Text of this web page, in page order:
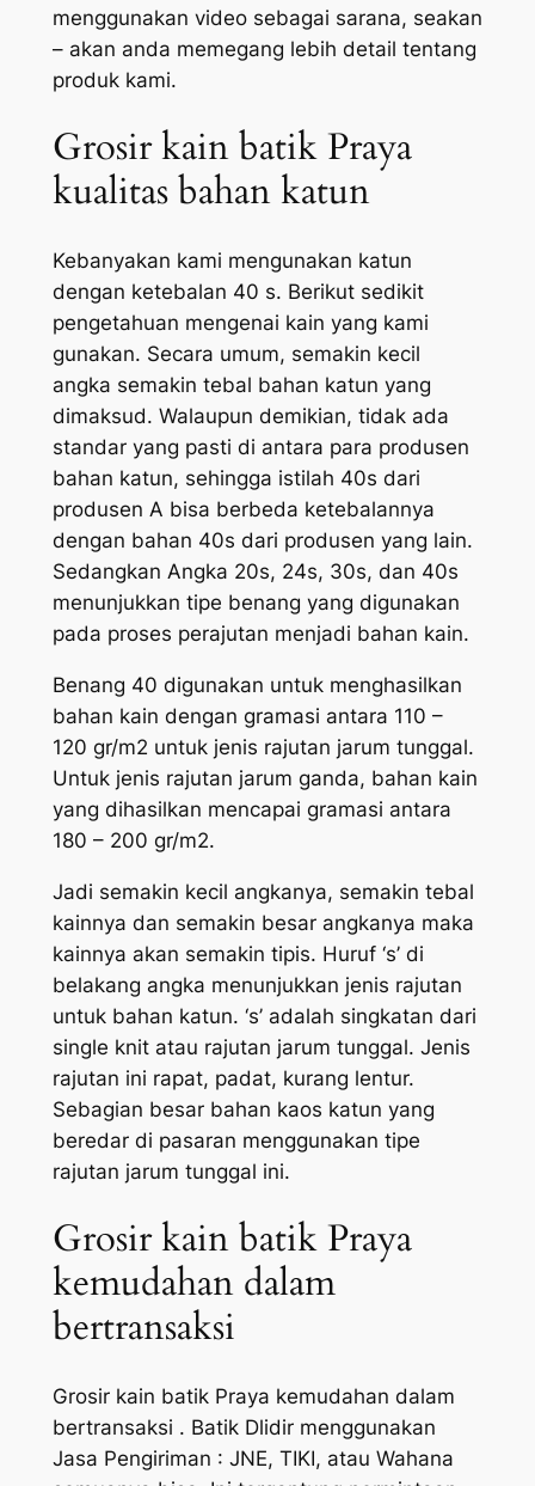
menggunakan video sebagai sarana, seakan
– akan anda memegang lebih detail tentang
produk kami.
Grosir kain batik Praya
kualitas bahan katun
Kebanyakan kami mengunakan katun
dengan ketebalan 40 s. Berikut sedikit
pengetahuan mengenai kain yang kami
gunakan. Secara umum, semakin kecil
angka semakin tebal bahan katun yang
dimaksud. Walaupun demikian, tidak ada
standar yang pasti di antara para produsen
bahan katun, sehingga istilah 40s dari
produsen A bisa berbeda ketebalannya
dengan bahan 40s dari produsen yang lain.
Sedangkan Angka 20s, 24s, 30s, dan 40s
menunjukkan tipe benang yang digunakan
pada proses perajutan menjadi bahan kain.
Benang 40 digunakan untuk menghasilkan
bahan kain dengan gramasi antara 110 –
120 gr/m2 untuk jenis rajutan jarum tunggal.
Untuk jenis rajutan jarum ganda, bahan kain
yang dihasilkan mencapai gramasi antara
180 – 200 gr/m2.
Jadi semakin kecil angkanya, semakin tebal
kainnya dan semakin besar angkanya maka
kainnya akan semakin tipis. Huruf ‘s’ di
belakang angka menunjukkan jenis rajutan
untuk bahan katun. ‘s’ adalah singkatan dari
single knit atau rajutan jarum tunggal. Jenis
rajutan ini rapat, padat, kurang lentur.
Sebagian besar bahan kaos katun yang
beredar di pasaran menggunakan tipe
rajutan jarum tunggal ini.
Grosir kain batik Praya
kemudahan dalam
bertransaksi
Grosir kain batik Praya kemudahan dalam
bertransaksi . Batik Dlidir menggunakan
Jasa Pengiriman : JNE, TIKI, atau Wahana